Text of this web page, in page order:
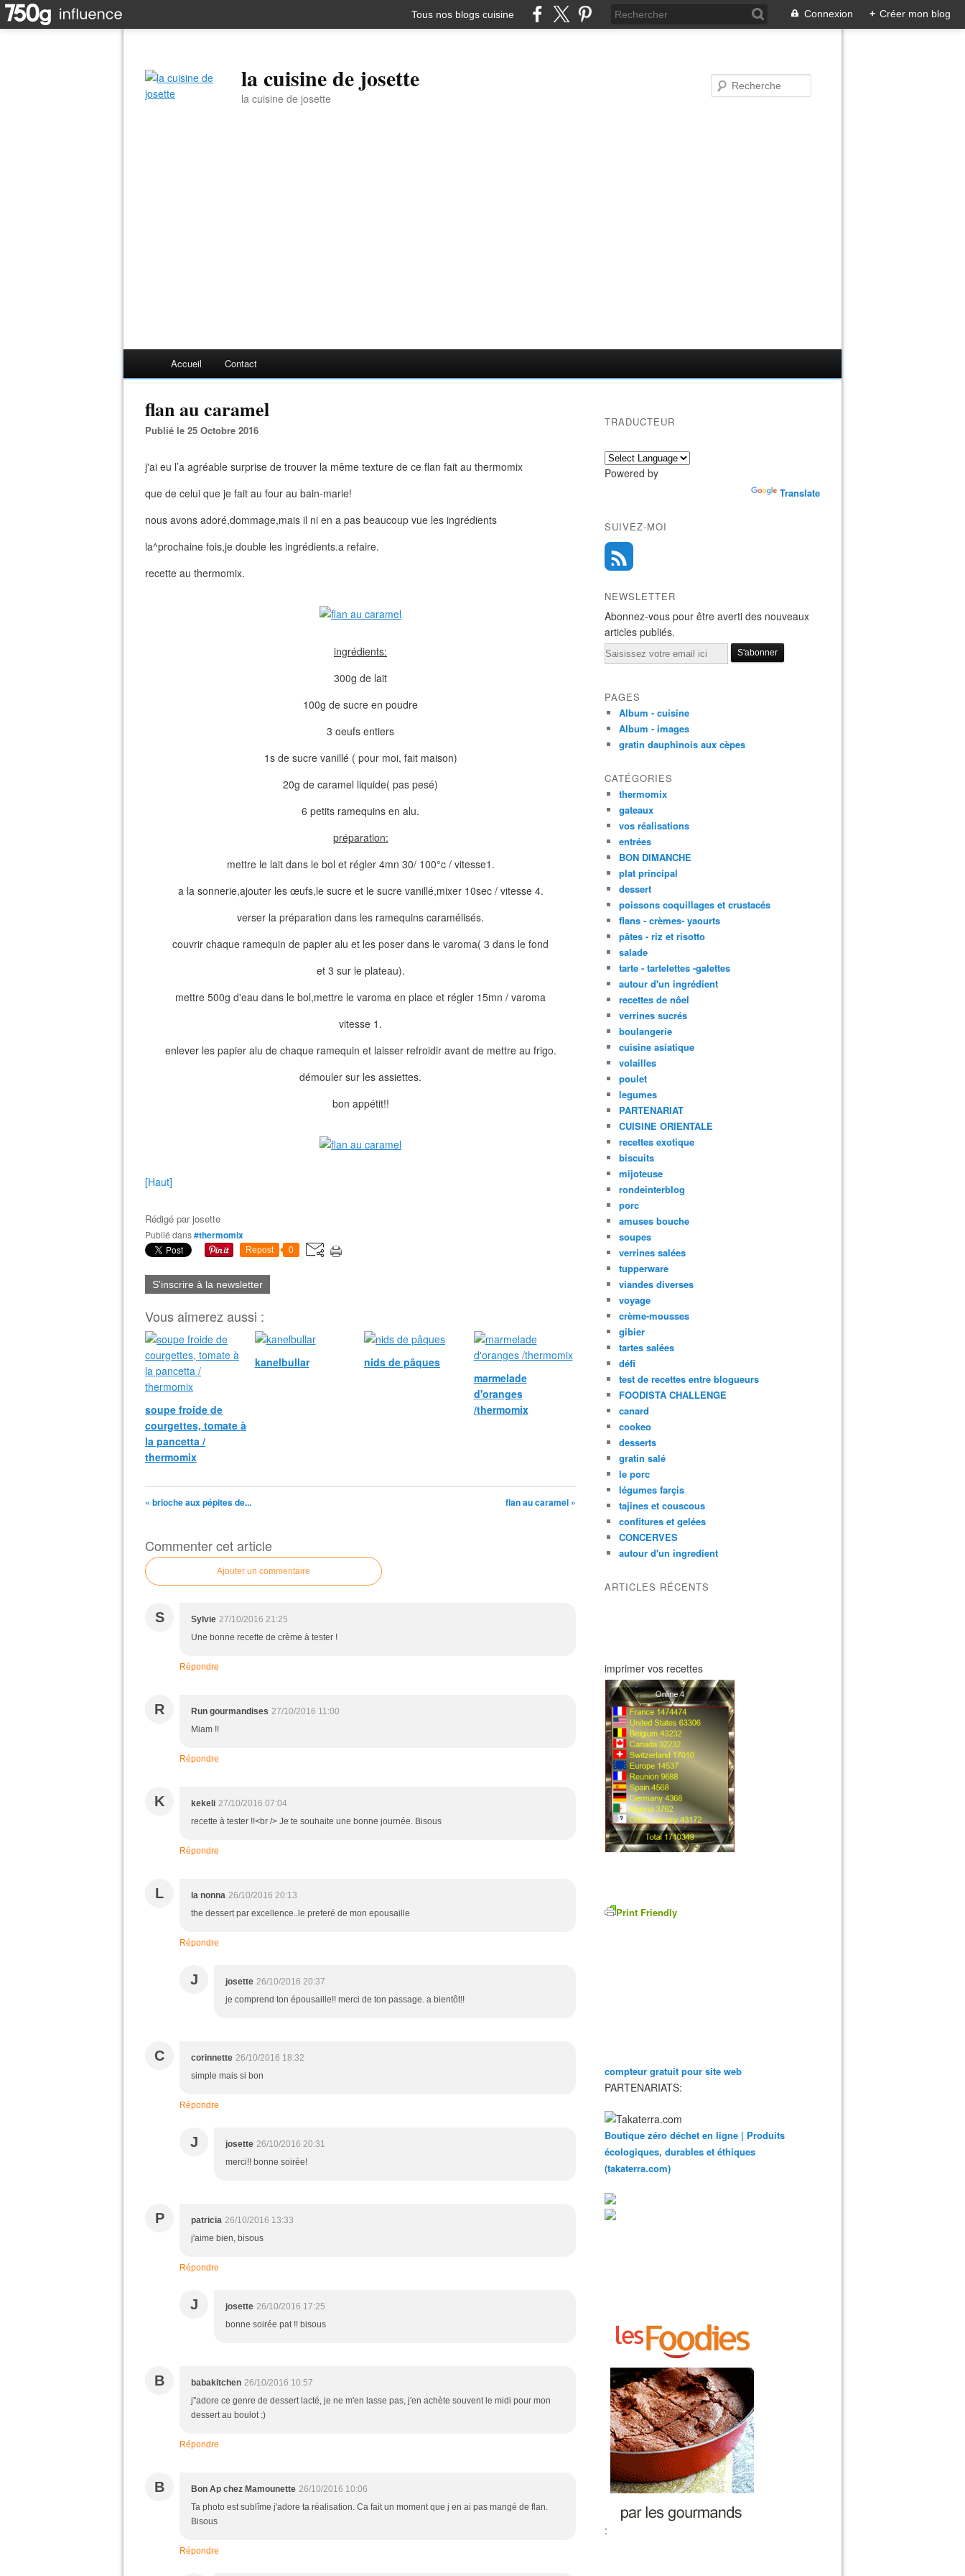
Tous nos blogs cuisine Connexion + Créer mon blog
la cuisine de josette
la cuisine de josette
Accueil Contact
flan au caramel
Publié le 25 Octobre 2016
j'ai eu l’a agréable surprise de trouver la même texture de ce flan fait au thermomix
que de celui que je fait au four au bain-marie!
nous avons adoré,dommage,mais il ni en a pas beaucoup vue les ingrédients
la^prochaine fois,je double les ingrédients.a refaire.
recette au thermomix.
ingrédients:
300g de lait
100g de sucre en poudre
3 oeufs entiers
1s de sucre vanillé ( pour moi, fait maison)
20g de caramel liquide( pas pesé)
6 petits ramequins en alu.
préparation:
mettre le lait dans le bol et régler 4mn 30/ 100°c / vitesse1.
a la sonnerie,ajouter les œufs,le sucre et le sucre vanillé,mixer 10sec / vitesse 4.
verser la préparation dans les ramequins caramélisés.
couvrir chaque ramequin de papier alu et les poser dans le varoma( 3 dans le fond
et 3 sur le plateau).
mettre 500g d'eau dans le bol,mettre le varoma en place et régler 15mn / varoma
vitesse 1.
enlever les papier alu de chaque ramequin et laisser refroidir avant de mettre au frigo.
démouler sur les assiettes.
bon appétit!!
[Haut]
Rédigé parjosette
Publié dans#thermomix
Repost 0
S'inscrire à la newsletter
Vous aimerez aussi :
soupe froide de
courgettes, tomate à
la pancetta /
thermomix
kanelbullar
nids de pâques
marmelade
d'oranges
/thermomix
« brioche aux pépites de... flan au caramel »
Commenter cet article
Ajouter un commentaire
S Sylvie 27/10/2016 21:25
Une bonne recette de crème à tester !
Répondre
R Run gourmandises 27/10/2016 11:00
Miam !!
Répondre
K kekeli 27/10/2016 07:04
recette à tester !!<br /> Je te souhaite une bonne journée. Bisous
Répondre
L la nonna 26/10/2016 20:13
the dessert par excellence..le preferé de mon epousaille
Répondre
J josette 26/10/2016 20:37
je comprend ton épousaille!! merci de ton passage. a bientôt!!
C corinnette 26/10/2016 18:32
simple mais si bon
Répondre
J josette 26/10/2016 20:31
merci!! bonne soirée!
P patricia 26/10/2016 13:33
j'aime bien, bisous
Répondre
J josette 26/10/2016 17:25
bonne soirée pat !! bisous
B babakitchen 26/10/2016 10:57
j''adore ce genre de dessert lacté, je ne m'en lasse pas, j'en achète souvent le midi pour mon
dessert au boulot :)
Répondre
B Bon Ap chez Mamounette 26/10/2016 10:06
Ta photo est sublîme j'adore ta réalisation. Ca fait un moment que j en ai pas mangé de flan.
Bisous
Répondre
TRADUCTEUR
Powered by
Translate
SUIVEZ-MOI
NEWSLETTER
Abonnez-vous pour être averti des nouveaux
articles publiés.
Email
PAGES
Album - cuisine
Album - images
gratin dauphinois aux cèpes
CATÉGORIES
thermomix
gateaux
vos réalisations
entrées
BON DIMANCHE
plat principal
dessert
poissons coquillages et crustacés
flans - crèmes- yaourts
pâtes - riz et risotto
salade
tarte - tartelettes -galettes
autour d'un ingrédient
recettes de nôel
verrines sucrés
boulangerie
cuisine asiatique
volailles
poulet
legumes
PARTENARIAT
CUISINE ORIENTALE
recettes exotique
biscuits
mijoteuse
rondeinterblog
porc
amuses bouche
soupes
verrines salées
tupperware
viandes diverses
voyage
crème-mousses
gibier
tartes salées
défi
test de recettes entre blogueurs
FOODISTA CHALLENGE
canard
cookeo
desserts
gratin salé
le porc
légumes farçis
tajines et couscous
confitures et gelées
CONCERVES
autour d'un ingredient
ARTICLES RÉCENTS
imprimer vos recettes
Print Friendly
compteur gratuit pour site web
PARTENARIATS:
Boutique zéro déchet en ligne | Produits
écologiques, durables et éthiques
(takaterra.com)
: